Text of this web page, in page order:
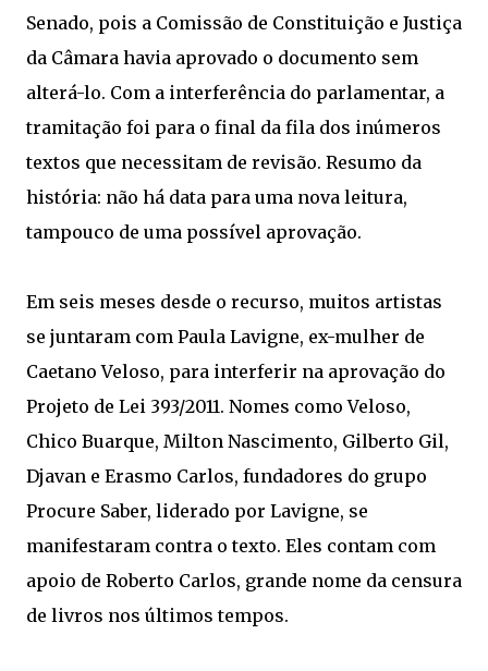
Senado, pois a Comissão de Constituição e Justiça
da Câmara havia aprovado o documento sem
alterá-lo. Com a interferência do parlamentar, a
tramitação foi para o final da fila dos inúmeros
textos que necessitam de revisão. Resumo da
história: não há data para uma nova leitura,
tampouco de uma possível aprovação.
Em seis meses desde o recurso, muitos artistas
se juntaram com Paula Lavigne, ex-mulher de
Caetano Veloso, para interferir na aprovação do
Projeto de Lei 393/2011. Nomes como Veloso,
Chico Buarque, Milton Nascimento, Gilberto Gil,
Djavan e Erasmo Carlos, fundadores do grupo
Procure Saber, liderado por Lavigne, se
manifestaram contra o texto. Eles contam com
apoio de Roberto Carlos, grande nome da censura
de livros nos últimos tempos.